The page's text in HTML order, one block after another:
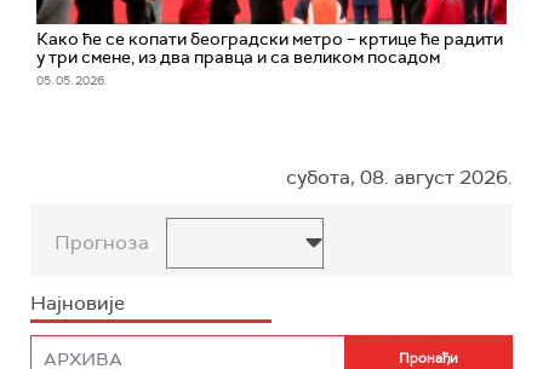
Како ће се копати београдски метро – кртице ће радити
у три смене, из два правца и са великом посадом
05. 05. 2026.
субота, 08. август 2026.
Прогноза
Најновије